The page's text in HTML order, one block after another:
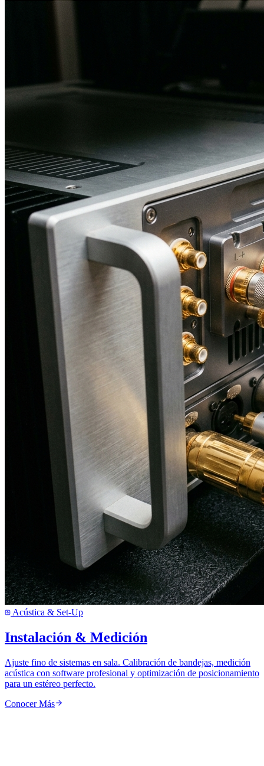
Acústica & Set-Up
Instalación & Medición
Ajuste fino de sistemas en sala. Calibración de bandejas, medición
acústica con software profesional y optimización de posicionamiento
para un estéreo perfecto.
Conocer Más